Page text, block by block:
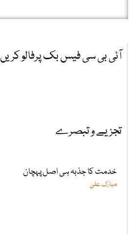
آئی بی سی فیس بک پرفالو کریں
تجزیے و تبصرے
خدمت کا جذبہ ہی اصل پہچان
مبارک علی